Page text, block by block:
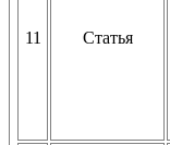
11 Статья